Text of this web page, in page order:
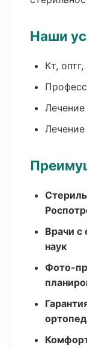
Наши
Кт, оптг,
Врачи с
наук
Фото-